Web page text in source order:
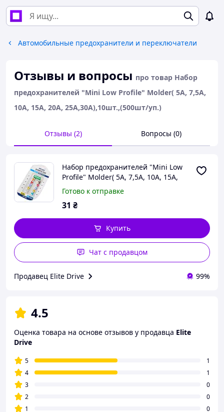
Автомобильные предохранители и переключатели
Отзывы и вопросы про товар Набор
предохранителей "Mini Low Profile" Molder( 5А, 7,5А,
10А, 15А, 20А, 25А,30А),10шт.,(500шт/уп.)
Отзывы (2) Вопросы (0)
Набор предохранителей "Mini Low
Profile" Molder( 5А, 7,5А, 10А, 15А,
20А, 25А,30А),10шт.,(500шт/уп.)
Готово к отправке
31 ₴
Купить
Чат с продавцом
Продавец Elite Drive 99%
4.5
Оценка товара на основе отзывов у продавца Elite
Drive
5
1
4
1
3
0
2
0
1
0